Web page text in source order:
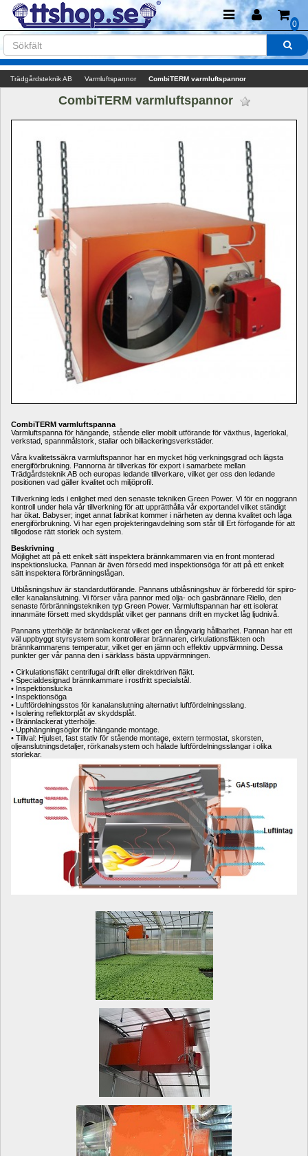
0
Trädgårdsteknik AB Varmluftspannor CombiTERM varmluftspannor
CombiTERM varmluftspannor
CombiTERM varmluftspanna
Varmluftspanna för hängande, stående eller mobilt utförande för växthus, lagerlokal,
verkstad, spannmålstork, stallar och billackeringsverkstäder.
Våra kvalitetssäkra varmluftspannor har en mycket hög verkningsgrad och lägsta
energiförbrukning. Pannorna är tillverkas för export i samarbete mellan
Trädgårdsteknik AB och europas ledande tillverkare, vilket ger oss den ledande
positionen vad gäller kvalitet och miljöprofil.
Tillverkning leds i enlighet med den senaste tekniken Green Power. Vi för en noggrann
kontroll under hela vår tillverkning för att upprätthålla vår exportandel vilket ständigt
har ökat. Babyser; inget annat fabrikat kommer i närheten av denna kvalitet och låga
energiförbrukning. Vi har egen projekteringavdelning som står till Ert förfogande för att
tillgodose rätt storlek och system.
Beskrivning
Möjlighet att på ett enkelt sätt inspektera brännkammaren via en front monterad
inspektionslucka. Pannan är även försedd med inspektionsöga för att på ett enkelt
sätt inspektera förbränningslågan.
Utblåsningshuv är standardutförande. Pannans utblåsningshuv är förberedd för spiro-
eller kanalanslutning. Vi förser våra pannor med olja- och gasbrännare Riello, den
senaste förbränningstekniken typ Green Power. Varmluftspannan har ett isolerat
innanmäte försett med skyddsplåt vilket ger pannans drift en mycket låg ljudnivå.
Pannans ytterhölje är brännlackerat vilket ger en långvarig hållbarhet. Pannan har ett
väl uppbyggt styrsystem som kontrollerar brännaren, cirkulationsfläkten och
brännkammarens temperatur, vilket ger en jämn och effektiv uppvärmning. Dessa
punkter ger vår panna den i särklass bästa uppvärmningen.
• Cirkulationsfläkt centrifugal drift eller direktdriven fläkt.
• Specialdesignad brännkammare i rostfritt specialstål.
• Inspektionslucka
• Inspektionsöga
• Luftfördelningsstos för kanalanslutning alternativt luftfördelningsslang.
• Isolering reflektorplåt av skyddsplåt.
• Brännlackerat ytterhölje.
• Upphängningsöglor för hängande montage.
• Tillval: Hjulset, fast stativ för stående montage, extern termostat, skorsten,
oljeanslutningsdetaljer, rörkanalsystem och hålade luftfördelningsslangar i olika
storlekar.